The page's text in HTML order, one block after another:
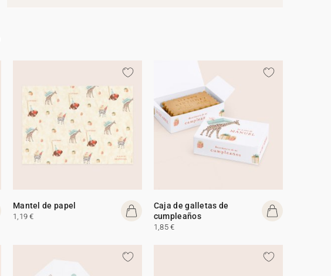
Mantel de papel
1,19 €
Caja de galletas de
cumpleaños
1,85 €